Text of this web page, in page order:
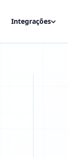
Integrações